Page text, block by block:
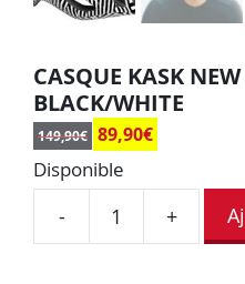
CASQUE KASK
BLACK/WHITE
149,90€ 89,90€
Disponible
- +